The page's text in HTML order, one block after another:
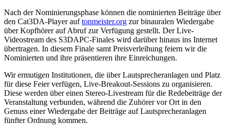
Nach der Nominierungsphase können die nominierten Beiträge über
den Cat3DA-Player auftonmeister.org zur binauralen Wiedergabe
über Kopfhörer auf Abruf zur Verfügung gestellt. Der Live-
Videostream des S3DAPC-Finales wird darüber hinaus ins Internet
übertragen. In diesem Finale samt Preisverleihung feiern wir die
Nominierten und ihre präsentieren ihre Einreichungen.
Wir ermutigen Institutionen, die über Lautsprecheranlagen und Platz
für diese Feier verfügen, Live-Breakout-Sessions zu organisieren.
Diese werden über einen Stereo-Livestream für die Redebeiträge der
Veranstaltung verbunden, während die Zuhörer vor Ort in den
Genuss einer Wiedergabe der Beiträge auf Lautsprecheranlagen
fünfter Ordnung kommen.